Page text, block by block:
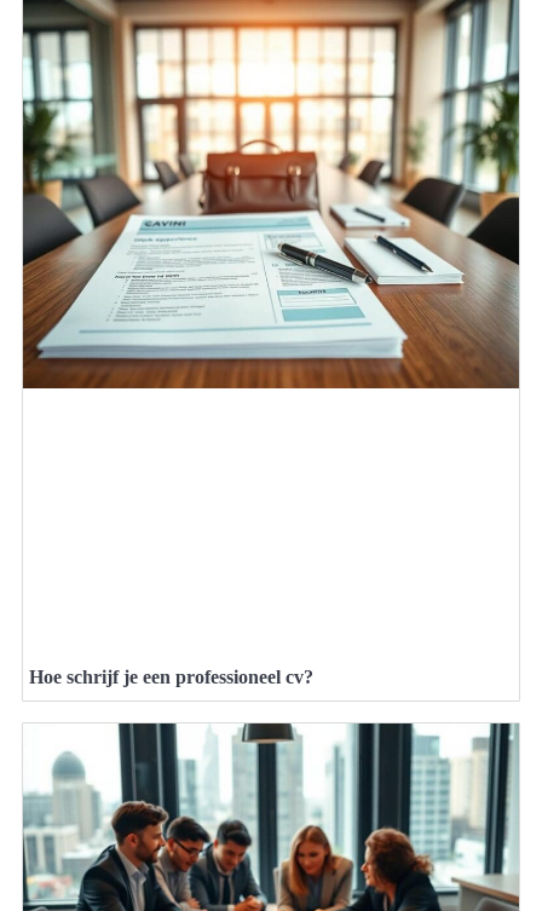
Hoe schrijf je een professioneel cv?